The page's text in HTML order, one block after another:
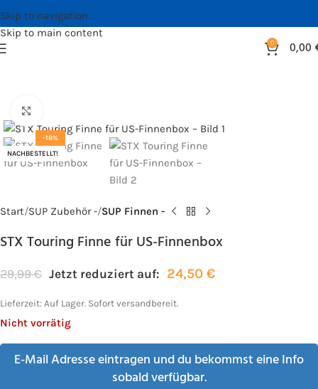
Skip to navigation
Skip to main content
0 0,00
-18%
NACHBESTELLT!
Start SUP Zubehör - SUP Finnen -
STX Touring Finne für US-Finnenbox
29,99€ Jetzt reduziert auf: 24,50 €
Lieferzeit: Auf Lager. Sofort versandbereit.
Nicht vorrätig
E-Mail Adresse eintragen und du bekommst eine Info
sobald verfügbar.